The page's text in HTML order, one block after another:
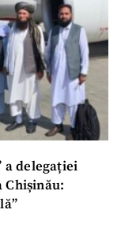
a delegației